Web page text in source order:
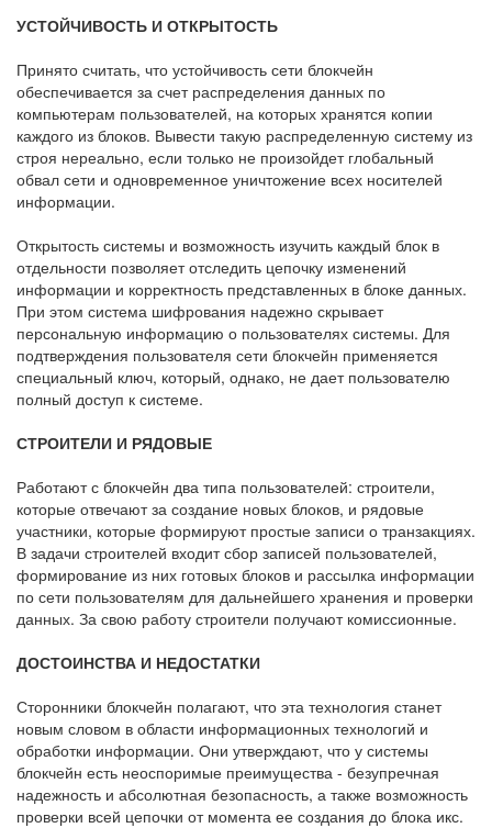
УСТОЙЧИВОСТЬ И ОТКРЫТОСТЬ
Принято считать, что устойчивость сети блокчейн
обеспечивается за счет распределения данных по
компьютерам пользователей, на которых хранятся копии
каждого из блоков. Вывести такую распределенную систему из
строя нереально, если только не произойдет глобальный
обвал сети и одновременное уничтожение всех носителей
информации.
Открытость системы и возможность изучить каждый блок в
отдельности позволяет отследить цепочку изменений
информации и корректность представленных в блоке данных.
При этом система шифрования надежно скрывает
персональную информацию о пользователях системы. Для
подтверждения пользователя сети блокчейн применяется
специальный ключ, который, однако, не дает пользователю
полный доступ к системе.
СТРОИТЕЛИ И РЯДОВЫЕ
Работают с блокчейн два типа пользователей: строители,
которые отвечают за создание новых блоков, и рядовые
участники, которые формируют простые записи о транзакциях.
В задачи строителей входит сбор записей пользователей,
формирование из них готовых блоков и рассылка информации
по сети пользователям для дальнейшего хранения и проверки
данных. За свою работу строители получают комиссионные.
ДОСТОИНСТВА И НЕДОСТАТКИ
Сторонники блокчейн полагают, что эта технология станет
новым словом в области информационных технологий и
обработки информации. Они утверждают, что у системы
блокчейн есть неоспоримые преимущества - безупречная
надежность и абсолютная безопасность, а также возможность
проверки всей цепочки от момента ее создания до блока икс.